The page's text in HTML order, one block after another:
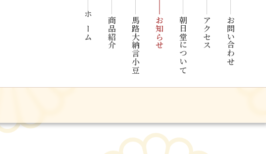
ホーム 商品紹介 馬路大納言小豆 お知らせ 朝日堂について アクセス お問い合わせ